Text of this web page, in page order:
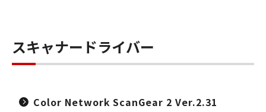
スキャナードライバー
Color Network ScanGear 2 Ver.2.31